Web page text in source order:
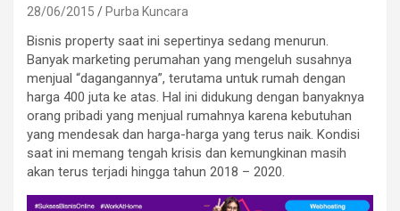
28/06/2015 Purba Kuncara
Bisnis property saat ini sepertinya sedang menurun.
Banyak marketing perumahan yang mengeluh susahnya
menjual “dagangannya”, terutama untuk rumah dengan
harga 400 juta ke atas. Hal ini didukung dengan banyaknya
orang pribadi yang menjual rumahnya karena kebutuhan
yang mendesak dan harga-harga yang terus naik. Kondisi
saat ini memang tengah krisis dan kemungkinan masih
akan terus terjadi hingga tahun 2018 – 2020.